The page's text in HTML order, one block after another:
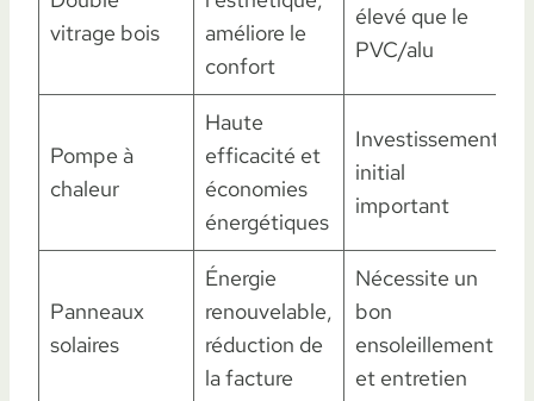
vitrage bois
améliore le
confort
élevé que le
PVC/alu
Pompe à
chaleur
Haute
efficacité et
économies
énergétiques
Investissement
initial
important
Panneaux
solaires
Énergie
renouvelable,
réduction de
la facture
Nécessite un
bon
ensoleillement
et entretien